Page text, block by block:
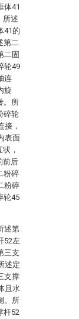
体41
所述
41的
第二
二固
轮49
连
旋
。所
碎轮
接，
表面
，
前后
粉碎
粉碎
轮45
述第
52左
三支
述定
支撑
且水
。所
杆52